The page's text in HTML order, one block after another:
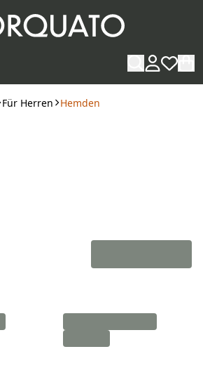
Für Herren Hemden